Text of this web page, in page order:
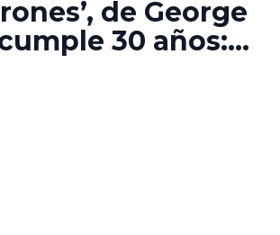
de George
30 años:
del futuro de la